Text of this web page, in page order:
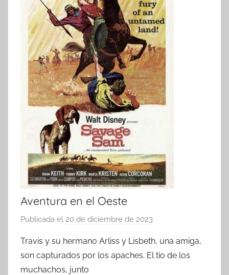
Aventura en el Oeste
Publicada el 20 de diciembre de 2023
r
Travis y su hermano Arliss y Lisbeth, una amiga,
son capturados por los apaches. El tío de los
muchachos, junto